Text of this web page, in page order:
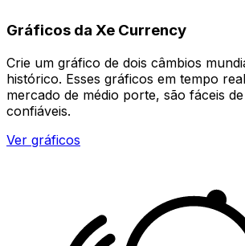
Gráficos da Xe Currency
Crie um gráfico de dois câmbios
histórico. Esses gráficos em tempo
mercado de médio porte, são fáceis
confiáveis.
Ver gráficos